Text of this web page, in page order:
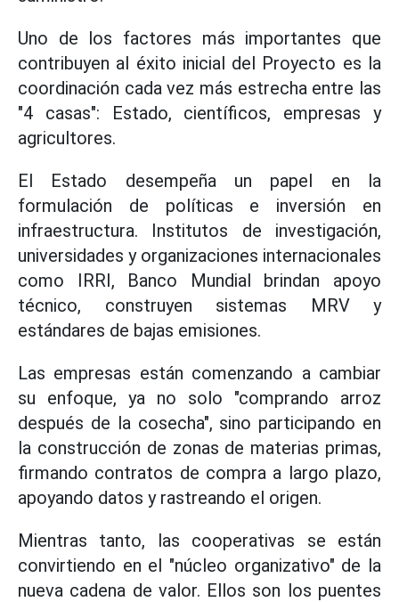
Uno de los factores más importantes que
contribuyen al éxito inicial del Proyecto es la
coordinación cada vez más estrecha entre las
"4 casas": Estado, científicos, empresas y
agricultores.
El Estado desempeña un papel en la
formulación de políticas e inversión en
infraestructura. Institutos de investigación,
universidades y organizaciones internacionales
como IRRI, Banco Mundial brindan apoyo
técnico, construyen sistemas MRV y
estándares de bajas emisiones.
Las empresas están comenzando a cambiar
su enfoque, ya no solo "comprando arroz
después de la cosecha", sino participando en
la construcción de zonas de materias primas,
firmando contratos de compra a largo plazo,
apoyando datos y rastreando el origen.
Mientras tanto, las cooperativas se están
convirtiendo en el "núcleo organizativo" de la
nueva cadena de valor. Ellos son los puentes